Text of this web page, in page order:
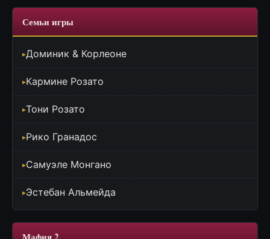
Семьи игры
Доминик & Корлеоне
Кармине Розато
Тони Розато
Рико Гранадос
Самуэле Монгано
Эстебан Альмейда